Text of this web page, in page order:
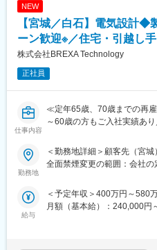
経験やスキルに応じて新しい
長しながら多様な業務に携
ルアップも促進され、自己成
変更の範囲：会社の定める業務
・製造部門や関連部署との連
・品質データや解析結果に関
・品質評価結果の取りまとめ
■魅力：
品質を確認するだけではなく
一貫して携われるポジショ
て、
・品質管理
・工程改善
・データ分析
身が導き出した改善策が製
め、技術者として大きなや
NEW
【宮城／白石】電気設計◆
ーン歓迎※／住宅・引越し
株式会社BREXA Technology
正社員
仕事内容
≪定年65歳、70歳までの再
～60歳の方もご入社実績あ
歓迎≫
■業務内容：
気設計業務を担当していた
の選定や設計変更検討、評
勤務地
＜勤務地詳細＞顧客先（宮
全面禁煙変更の範囲：会社の
給与
＜予定年収＞400万円～580
月額（基本給）：240,000円